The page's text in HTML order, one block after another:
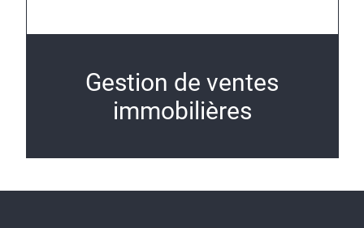
Gestion de ventes
immobilières